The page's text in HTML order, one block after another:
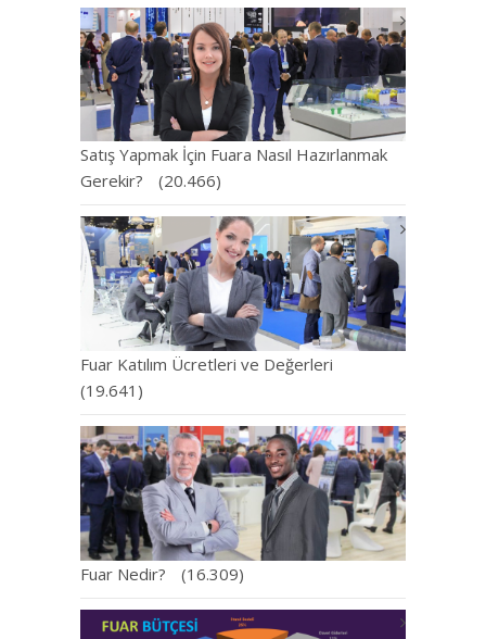
Satış Yapmak İçin Fuara Nasıl Hazırlanmak
Gerekir?
(20.466)
Fuar Katılım Ücretleri ve Değerleri
(19.641)
Fuar Nedir? (16.309)